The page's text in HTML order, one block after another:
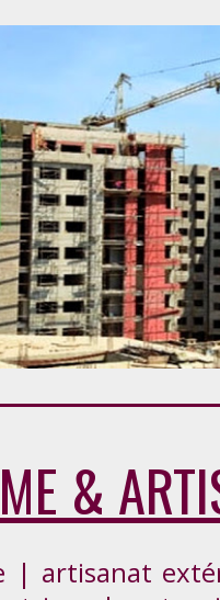
&
| artisanat